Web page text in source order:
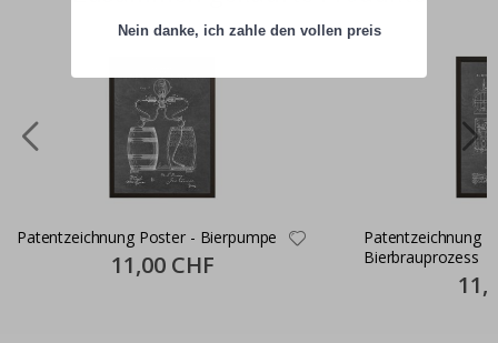
Patentzeichnung Poster - Bierpumpe
Special
Price
11,00 CHF
Patentzeichnung
Bierbrauprozess
Price
Nein danke, ich zahle den vollen preis